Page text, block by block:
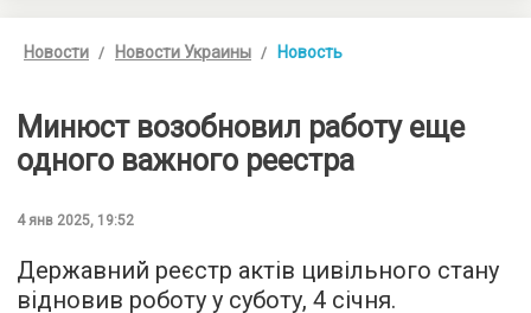
Новости Новости Украины Новость
Минюст возобновил работу еще
одного важного реестра
4 янв 2025, 19:52
Державний реєстр актів цивільного стану
відновив роботу у суботу, 4 січня.